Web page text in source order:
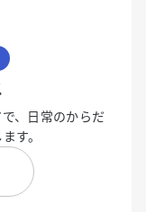
、日常のからだ
す。